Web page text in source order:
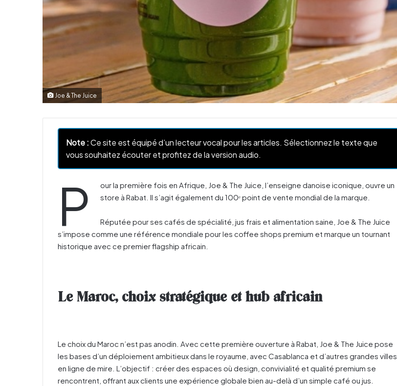
Joe & The Juice
Note :Ce site est équipé d’un lecteur vocal pour les articles. Sélectionnez le texte que
vous souhaitez écouter et profitez de la version audio.
P
our la première fois en Afrique, Joe & The Juice, l’enseigne danoise iconique, ouvre un
store à Rabat. Il s’agit également du 100ᵉ point de vente mondial de la marque.
Réputée pour ses cafés de spécialité, jus frais et alimentation saine, Joe & The Juice
s’impose comme une référence mondiale pour les coffee shops premium et marque un tournant
historique avec ce premier flagship africain.
Le Maroc, choix stratégique et hub africain
Le choix du Maroc n’est pas anodin. Avec cette première ouverture à Rabat, Joe & The Juice pose
les bases d’un déploiement ambitieux dans le royaume, avec Casablanca et d’autres grandes villes
en ligne de mire. L’objectif : créer des espaces où design, convivialité et qualité premium se
rencontrent, offrant aux clients une expérience globale bien au-delà d’un simple café ou jus.